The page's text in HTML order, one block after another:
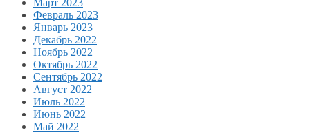
Март 2023
Февраль 2023
Январь 2023
Декабрь 2022
Ноябрь 2022
Октябрь 2022
Сентябрь 2022
Август 2022
Июль 2022
Июнь 2022
Май 2022